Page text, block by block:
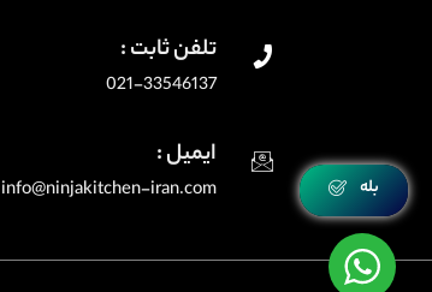
تلفن ثابت :
021-33546137
ایمیل :
info@ninjakitchen-iran.com بله